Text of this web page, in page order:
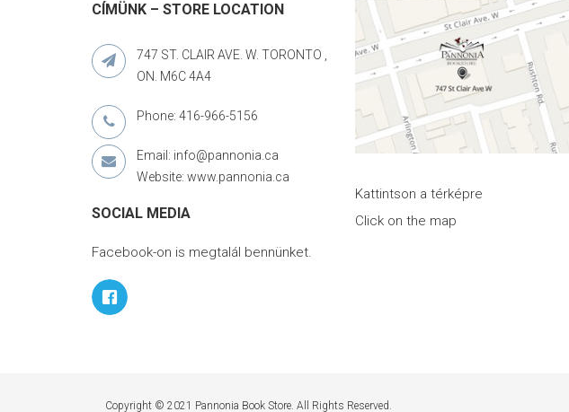
CÍMÜNK – STORE LOCATION
747 ST. CLAIR AVE. W. TORONTO ,
ON. M6C 4A4
Phone: 416-966-5156
Email: info@pannonia.ca
Website: www.pannonia.ca
SOCIAL MEDIA
Facebook-on is megtalál bennünket.
Kattintson a térképre
Click on the map
Copyright © 2021 Pannonia Book Store. All Rights Reserved.